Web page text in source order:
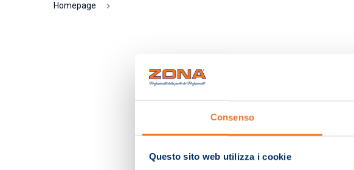
Consenso
Questo sito web utilizza i cookie
Homepage